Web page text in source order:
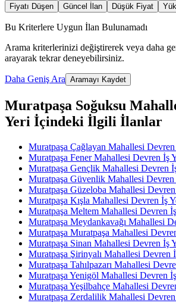
Fiyatı Düşen Güncel İlan Düşük Fiyat
Bu Kriterlere Uygun İlan Bulunamadı
Arama kriterlerinizi değiştirerek veya daha
arayarak tekrar deneyebilirsiniz.
Daha Geniş Ara Aramayı Kaydet
Muratpaşa Soğuksu
Yeri İçindeki İlgili İlanlar
Muratpaşa Çağlayan Mahallesi
Muratpaşa Fener Mahallesi Devren İş
Muratpaşa Gençlik Mahallesi Devren
Muratpaşa Güvenlik Mahallesi Devren
Muratpaşa Güzeloba Mahallesi
Muratpaşa Kışla Mahallesi Devren İş
Muratpaşa Meltem Mahallesi Devren
Muratpaşa Meydankavağı Mahallesi
Muratpaşa Muratpaşa Mahallesi
Muratpaşa Sinan Mahallesi Devren İş
Muratpaşa Şirinyalı Mahallesi Devren
Muratpaşa Tahılpazarı Mahallesi
Muratpaşa Yenigöl Mahallesi Devren
Muratpaşa Yeşilbahçe Mahallesi
Muratpaşa Zerdalilik Mahallesi